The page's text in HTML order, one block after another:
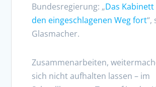
Bundesregierung: „Das
den eingeschlagenen Weg fort“,
Glasmacher.
Zusammenarbeiten,
sich nicht aufhalten lassen – im